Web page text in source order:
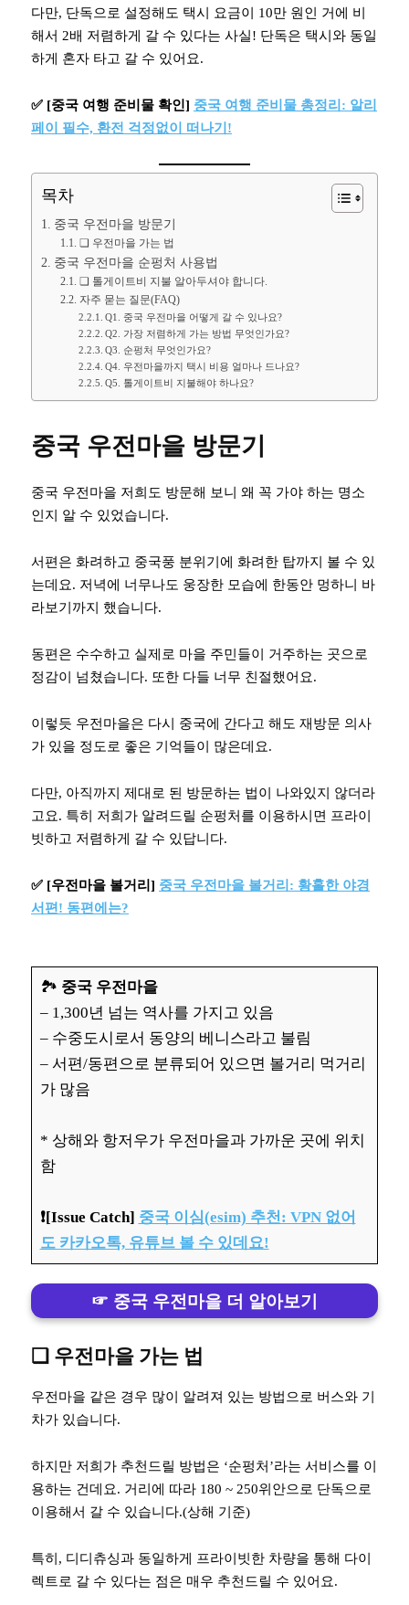
다만, 단독으로 설정해도 택시 요금이 10만 원인 거에 비
해서 2배 저렴하게 갈 수 있다는 사실! 단독은 택시와 동일
하게 혼자 타고 갈 수 있어요.
✅ [중국 여행 준비물 확인] 중국 여행 준비물 총정리: 알리
페이 필수, 환전 걱정없이 떠나기!
목차
중국 우전마을 방문기
❏ 우전마을 가는 법
중국 우전마을 순펑처 사용법
❏ 톨게이트비 지불 알아두셔야 합니다.
자주 묻는 질문(FAQ)
Q1. 중국 우전마을 어떻게 갈 수 있나요?
Q2. 가장 저렴하게 가는 방법 무엇인가요?
Q3. 순펑처 무엇인가요?
Q4. 우전마을까지 택시 비용 얼마나 드나요?
Q5. 톨게이트비 지불해야 하나요?
중국 우전마을 방문기
중국 우전마을 저희도 방문해 보니 왜 꼭 가야 하는 명소
인지 알 수 있었습니다.
서편은 화려하고 중국풍 분위기에 화려한 탑까지 볼 수 있
는데요. 저녁에 너무나도 웅장한 모습에 한동안 멍하니 바
라보기까지 했습니다.
동편은 수수하고 실제로 마을 주민들이 거주하는 곳으로
정감이 넘쳤습니다. 또한 다들 너무 친절했어요.
이렇듯 우전마을은 다시 중국에 간다고 해도 재방문 의사
가 있을 정도로 좋은 기억들이 많은데요.
다만, 아직까지 제대로 된 방문하는 법이 나와있지 않더라
고요. 특히 저희가 알려드릴 순펑처를 이용하시면 프라이
빗하고 저렴하게 갈 수 있답니다.
✅ [우전마을 볼거리] 중국 우전마을 볼거리: 황홀한 야경
서편! 동편에는?
🏞️ 중국 우전마을
– 1,300년 넘는 역사를 가지고 있음
– 수중도시로서 동양의 베니스라고 불림
– 서편/동편으로 분류되어 있으면 볼거리 먹거리
가 많음
* 상해와 항저우가 우전마을과 가까운 곳에 위치
함
❗️[Issue Catch] 중국 이심(esim) 추천: VPN 없어
도 카카오톡, 유튜브 볼 수 있데요!
☞ 중국 우전마을 더 알아보기
❏ 우전마을 가는 법
우전마을 같은 경우 많이 알려져 있는 방법으로 버스와 기
차가 있습니다.
하지만 저희가 추천드릴 방법은 ‘순펑처’라는 서비스를 이
용하는 건데요. 거리에 따라 180 ~ 250위안으로 단독으로
이용해서 갈 수 있습니다.(상해 기준)
특히, 디디츄싱과 동일하게 프라이빗한 차량을 통해 다이
렉트로 갈 수 있다는 점은 매우 추천드릴 수 있어요.